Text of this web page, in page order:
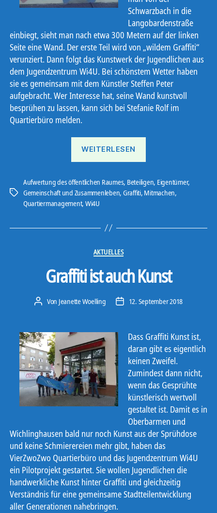
Schwarzbach in die
Langobardenstraße
einbiegt, sieht man nach etwa 300 Metern auf der linken
Seite eine Wand. Der erste Teil wird von „wildem Graffiti“
verunziert. Dann folgt das Kunstwerk der Jugendlichen aus
dem Jugendzentrum Wi4U. Bei schönstem Wetter haben
sie es gemeinsam mit dem Künstler Steffen Peter
aufgebracht. Wer Interesse hat, seine Wand kunstvoll
besprühen zu lassen, kann sich bei Stefanie Rolf im
Quartierbüro melden.
WEITERLESEN
Schlagwörter
Aufwertung des öffentlichen Raumes, Beteiligen, Eigentümer,
Gemeinschaft und Zusammenleben, Graffiti, Mitmachen,
Quartiermanagement, Wi4U
Kategorien
AKTUELLES
Graffiti ist auch Kunst
Beitragsautor
Von Jeanette Woelling Veröffentlichungsdatum
12. September 2018
Dass Graffiti Kunst ist,
daran gibt es eigentlich
keinen Zweifel.
Zumindest dann nicht,
wenn das Gesprühte
künstlerisch wertvoll
gestaltet ist. Damit es in
Oberbarmen und
Wichlinghausen bald nur noch Kunst aus der Sprühdose
und keine Schmierereien mehr gibt, haben das
VierZwoZwo Quartierbüro und das Jugendzentrum Wi4U
ein Pilotprojekt gestartet. Sie wollen Jugendlichen die
handwerkliche Kunst hinter Graffiti und gleichzeitig
Verständnis für eine gemeinsame Stadtteilentwicklung
aller Generationen nahebringen.